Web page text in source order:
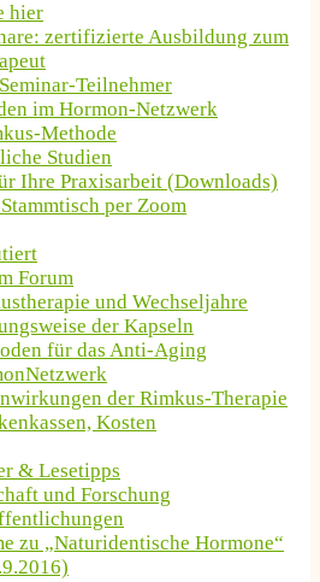
hier
zertifizierte Ausbildung zum
Teilnehmer
im Hormon-Netzwerk
Methode
Studien
Ihre Praxisarbeit (Downloads)
per Zoom
Forum
und Wechseljahre
der Kapseln
für das Anti-Aging
der Rimkus-Therapie
Kosten
& Lesetipps
und Forschung
zu „Naturidentische Hormone“